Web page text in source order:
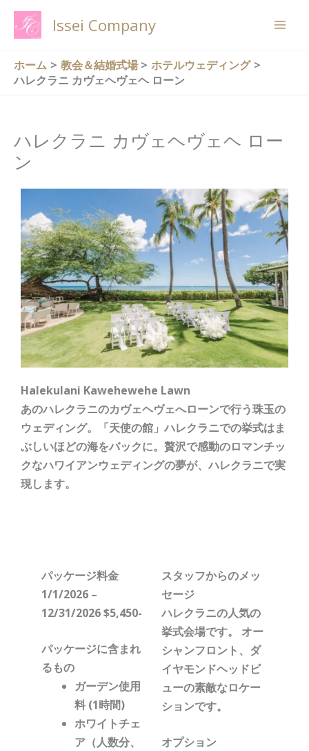
Issei Company
ホーム 教会＆結婚式場
ホテルウェディング
ハレクラニ カヴェヘヴェヘ ローン
ハレクラニ カヴェヘヴェヘ ロー
ン
Halekulani Kawehewehe Lawn
あのハレクラニのカヴェヘヴェへローンで行う珠玉の
ウェディング。「天使の館」ハレクラニでの挙式はま
ぶしいほどの海をバックに。贅沢で感動のロマンチッ
クなハワイアンウェディングの夢が、ハレクラニで実
現します。
パッケージ料金
1/1/2026 –
12/31/2026 $5,450-
パッケージに含まれ
るもの
ガーデン使用
料 (1時間)
ホワイトチェ
ア（人数分、
スタッフからのメッ
セージ
ハレクラニの人気の
挙式会場です。 オー
シャンフロント、ダ
イヤモンドヘッドビ
ューの素敵なロケー
ションです。
オプション